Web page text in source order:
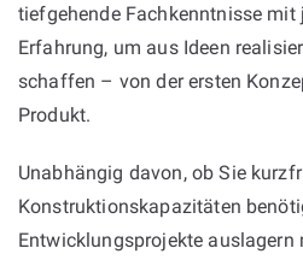
tiefgehende Fachkenntnisse mit
Erfahrung, um aus Ideen
schaffen – von der ersten
Produkt.
Unabhängig davon, ob Sie
Konstruktionskapazitäten
Entwicklungsprojekte auslagern